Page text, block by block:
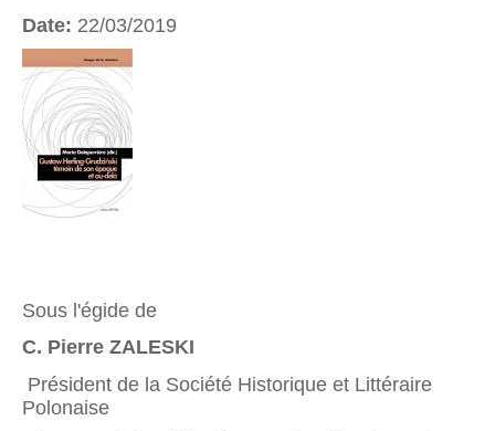
Date: 22/03/2019
Sous l'égide de
C. Pierre ZALESKI
Président de la Société Historique et Littéraire
Polonaise